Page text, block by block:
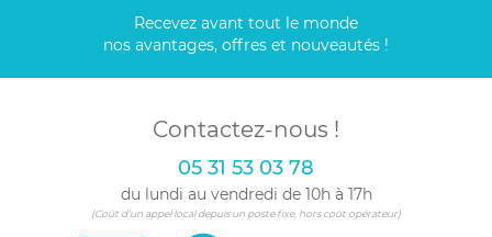
Recevez avant tout le monde
nos avantages, offres et nouveautés !
Contactez-nous !
05 31 53 03 78
du lundi au vendredi de 10h à 17h
(Coût d'un appel local depuis un poste fixe, hors coût opérateur)